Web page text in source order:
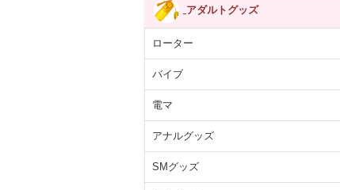
アダルトグッズ
ローター
バイブ
電マ
アナルグッズ
SMグッズ